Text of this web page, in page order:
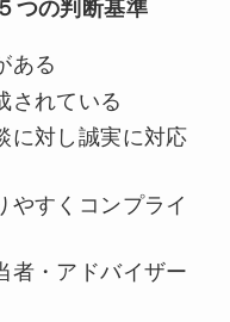
つの判断基準
ある
されている
に対し誠実に対応
やすくコンプライ
者・アドバイザー